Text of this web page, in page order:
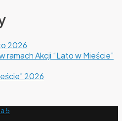
2026
ramach Akcji “Lato w Mieście”
2026